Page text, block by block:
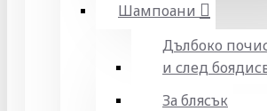
Шампоани
Дълбоко
и след
За блясък